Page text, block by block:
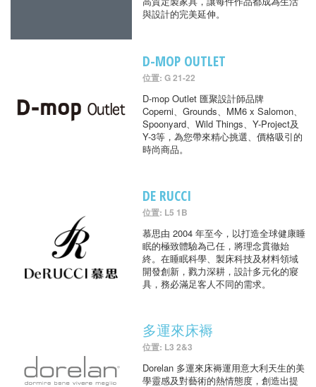
與設計的完美延伸。
D-MOP OUTLET
位置: G 21-22
D-mop Outlet 匯聚設計師品牌
Coperni、Grounds、MM6 x Salomon、
Spoonyard、Wild Things、Y-Project及
Y-3等，為您帶來精心挑選、價格吸引的
時尚商品。
DE RUCCI
位置: L5 1B
慕思由 2004 年至今，以打造全球健康睡
眠的極致體驗為己任，將理念貫徹始
終。在睡眠科學、製床科技及材料領域
開發創新，戮力深耕，設計多元化的寢
具，務必滿足客人不同的需求。
多運來床褥
位置: L3 2&3
Dorelan 多運來床褥運用意大利天生的美
學靈感及對藝術的熱情態度，創造出提